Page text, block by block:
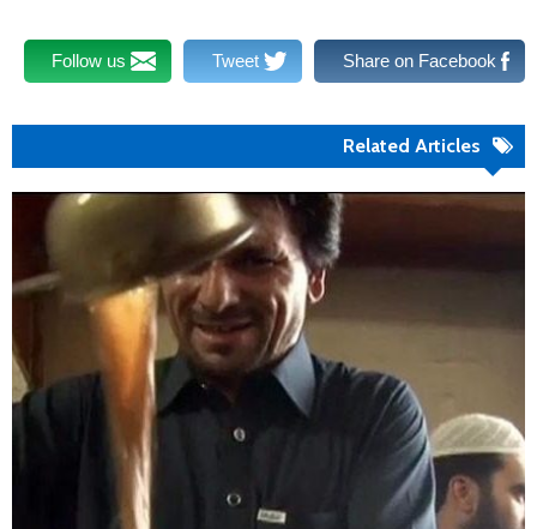
Share on Facebook
Tweet
Follow us
Related Articles